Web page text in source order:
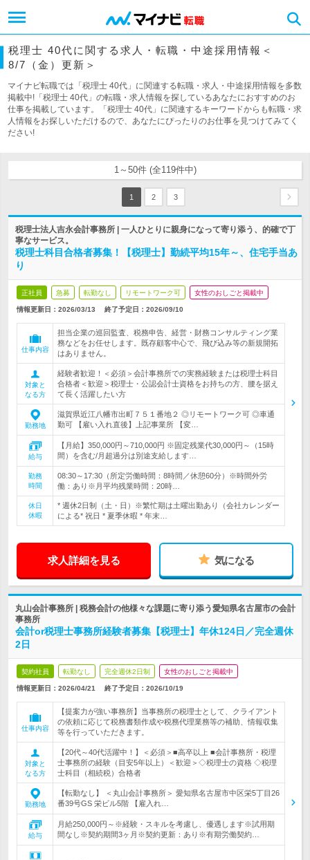
税理士 40代に関する求人・転職・中途採用情報＜
8/7（金）更新＞
マイナビ転職では「税理士 40代」に関連する転職・求人・中途採用情報を多数
掲載中!「税理士 40代」の転職・求人情報を探しているあなたにおすすめのお
仕事を掲載しています。「税理士 40代」に関連するキーワードからも転職・求
人情報をお探しいただけるので、あなたにぴったりのお仕事を見つけてみてく
ださい!
1～50件 (全119件中)
1 2 3
税理士法人吉永会計事務所 | 一人ひとりに親身になって寄り添う、的確で丁
寧なサービス。
税理士科目合格者募集！【税理士】勤続平均15年～、住宅手当あ
り
正社員 急募 転勤なし リモートワーク可 女性のおしごと掲載中
情報更新日：2026/03/13 終了予定日： 2026/09/10
仕事内容
担当企業の巡回監査、税務申告、経営・財務コンサルティング業
務などをお任せします。既存顧客中心で、飛び込み等の新規開拓
はありません。
対象と
なる方
経験者歓迎！＜必須＞会計事務所での実務経験または税理士科目
合格者＜歓迎＞税理士・公認会計士資格をお持ちの方、腰を据え
て長く活躍したい方
勤務地
滋賀県近江八幡市出町７５１番地２ ◎リモートワーク可 ◎車通
勤可 【雇い入れ直後】上記事業所 【変…
給与
【月給】350,000円～710,000円 ※固定残業代30,000円～（15時
間）を含む/月超過分は別途支給します…
勤務
時間
08:30～17:30（所定労働時間：8時間／休憩60分）※時間外労
働：あり※月平均残業時間：20時…
休日
休暇
* 週休2日制（土・日）※繁忙期は土曜出勤あり（会社カレンダー
による* 祝日 * 夏季休暇 * 年末…
求人詳細を見る 気になる
丸山会計事務所 | 税務会計の他様々な課題に寄り添う愛知県名古屋市の会計
事務所
会計or税理士事務所経験者募集【税理士】年休124日／完全週休
2日
契約社員 転勤なし 完全週休2日制 女性のおしごと掲載中
情報更新日：2026/04/21 終了予定日： 2026/10/19
仕事内容
【提案力が強い事務所】当事務所の税理士として、クライアント
の依頼に応じて税務書類作成や税務代理業務等の補助、情報収集
等を行っていただきます。
対象と
なる方
【20代～40代活躍中！】＜必須＞■高卒以上 ■会計事務所・税理
士事務所の経験（目安5年以上）＜歓迎＞◇税理士の資格 ◇税理
士科目（相続税）合格者
勤務地
【転勤なし】 ＜丸山会計事務所＞ 愛知県名古屋市中区栄5丁目26
番39号GS 栄ビル5階 【雇入れ…
給与
月給250,000円～※経験・スキルを考慮し、優遇します※試用期
間なし※契約期間3ヶ月※契約更新：あり※有期労働契約…